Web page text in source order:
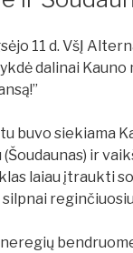
11 d. VšĮ
dalinai
buvo siekiama
ir
laiau įtraukti